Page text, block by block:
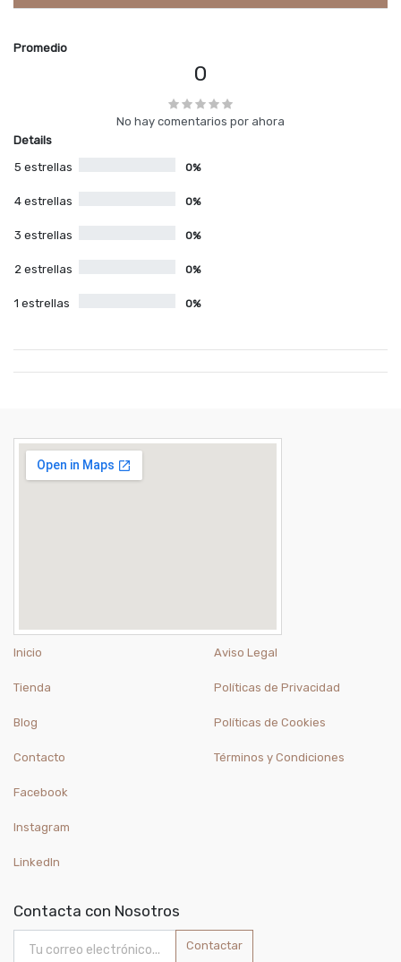
Promedio
0
No hay comentarios por ahora
Details
5 estrellas
0%
4 estrellas 0%
3 estrellas 0%
2 estrellas 0%
1 estrellas 0%
Inicio
Tienda
Blog
Contacto
Aviso Legal
Políticas de Privacidad
Políticas de Cookies
Términos y Condiciones
Facebook
Instagram
LinkedIn
Contacta con Nosotros
Contactar